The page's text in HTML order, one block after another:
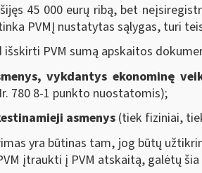
45 000 eurų ribą, bet
PVMĮ nustatytas sąlygas, turi
išskirti PVM sumą apskaitos
vykdantys ekonominę
780 8-1 punkto nuostatomis);
asmenys (tiek fiziniai,
yra būtinas tam, jog būtų
įtraukti į PVM atskaitą, galėtų